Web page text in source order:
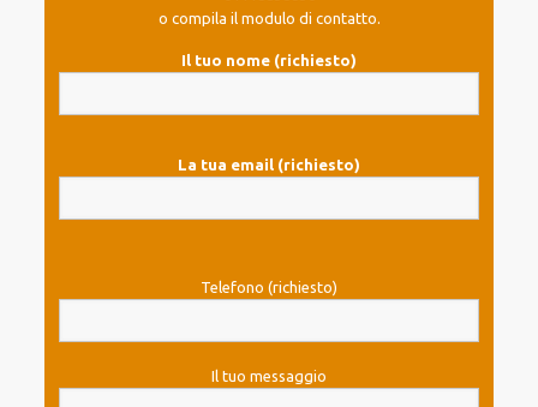
o compila il modulo di contatto.
Il tuo nome (richiesto)
La tua email (richiesto)
Telefono (richiesto)
Il tuo messaggio